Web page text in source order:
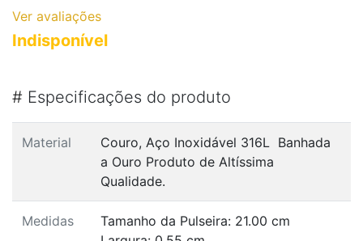
Ver avaliações
Indisponível
# Especificações do produto
Material
Couro, Aço Inoxidável 316L Banhada
a Ouro Produto de Altíssima
Qualidade.
Medidas
Tamanho da Pulseira: 21.00 cm